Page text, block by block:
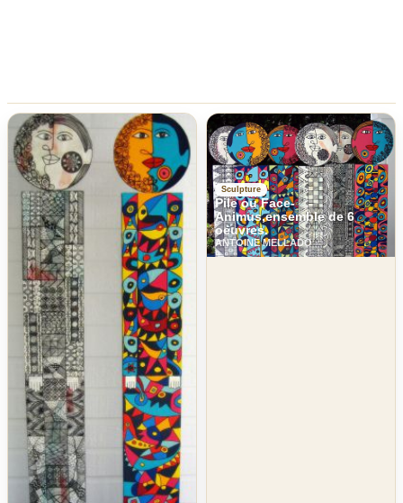
Sculpture
Pile ou Face-
Animus,ensemble de 6
oeuvres.
ANTOINE MELLADO